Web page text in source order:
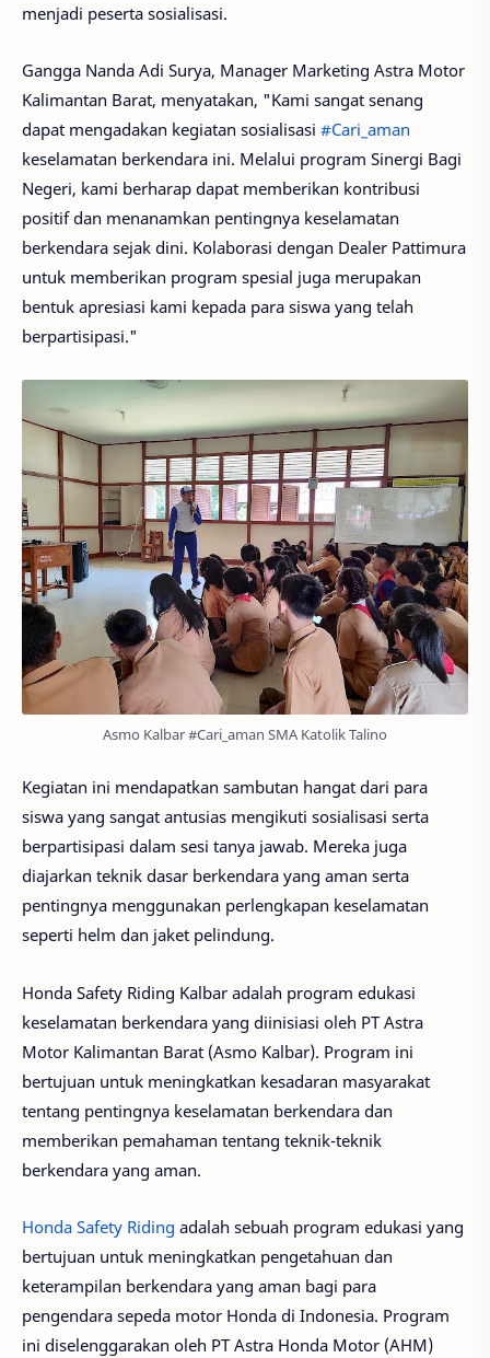
menjadi peserta sosialisasi.
Gangga Nanda Adi Surya, Manager Marketing Astra Motor
Kalimantan Barat, menyatakan, "Kami sangat senang
dapat mengadakan kegiatan sosialisasi #Cari_aman
keselamatan berkendara ini. Melalui program Sinergi Bagi
Negeri, kami berharap dapat memberikan kontribusi
positif dan menanamkan pentingnya keselamatan
berkendara sejak dini. Kolaborasi dengan Dealer Pattimura
untuk memberikan program spesial juga merupakan
bentuk apresiasi kami kepada para siswa yang telah
berpartisipasi."
Asmo Kalbar #Cari_aman SMA Katolik Talino
Kegiatan ini mendapatkan sambutan hangat dari para
siswa yang sangat antusias mengikuti sosialisasi serta
berpartisipasi dalam sesi tanya jawab. Mereka juga
diajarkan teknik dasar berkendara yang aman serta
pentingnya menggunakan perlengkapan keselamatan
seperti helm dan jaket pelindung.
Honda Safety Riding Kalbar adalah program edukasi
keselamatan berkendara yang diinisiasi oleh PT Astra
Motor Kalimantan Barat (Asmo Kalbar). Program ini
bertujuan untuk meningkatkan kesadaran masyarakat
tentang pentingnya keselamatan berkendara dan
memberikan pemahaman tentang teknik-teknik
berkendara yang aman.
Honda Safety Riding adalah sebuah program edukasi yang
bertujuan untuk meningkatkan pengetahuan dan
keterampilan berkendara yang aman bagi para
pengendara sepeda motor Honda di Indonesia. Program
ini diselenggarakan oleh PT Astra Honda Motor (AHM)